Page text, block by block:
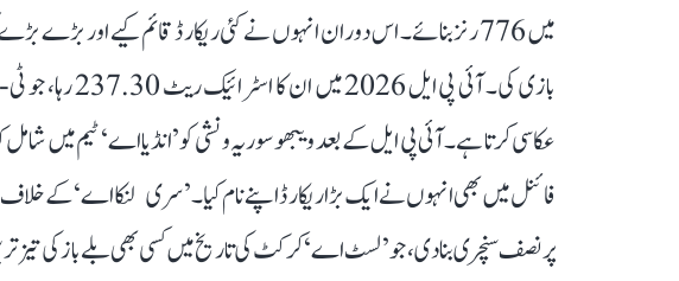
میں 776 رنز بنائے۔ اس دوران انہوں نے کئی ریکارڈ قائم کیے اور
عکاسی کرتا ہے۔ آئی پی ایل کے بعد ویبھو سوریہ ونشی کو ’انڈیا اے‘ ٹیم میں
پر نصف سنچری بنا دی، جو ’لسٹ اے‘ کرکٹ کی تاریخ میں کسی بھی بلے باز کی